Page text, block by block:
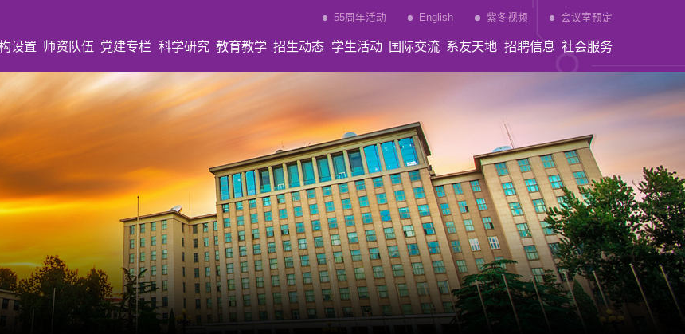
55周年活动 English 紫冬视频 会议室预定
设置 师资队伍 党建专栏 科学研究 教育教学 招生动态 学生活动 国际交流 系友天地 招聘信息 社会服务